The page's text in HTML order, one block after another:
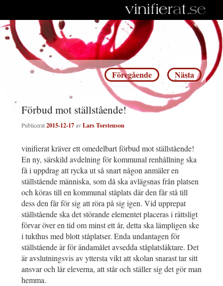
Inläggsnavigering
Föregående Nästa
Förbud mot ställstående!
Publicerat2015-12-17avLars Torstenson
vinifierat kräver ett omedelbart förbud mot ställstående!
En ny, särskild avdelning för kommunal renhållning ska
få i uppdrag att rycka ut så snart någon anmäler en
ställstående människa, som då ska avlägsnas från platsen
och köras till en kommunal ståplats där den får stå till
dess den får för sig att röra på sig igen. Vid upprepat
ställstående ska det störande elementet placeras i rättsligt
förvar över en tid om minst ett år, detta ska lämpligen ske
i tukthus med blott ståplatser. Enda undantagen för
ställstående är för ändamålet avsedda ståplatsläktare. Det
är avslutningsvis av yttersta vikt att skolan snarast tar sitt
ansvar och lär eleverna, att står och ställer sig det gör man
hemma.